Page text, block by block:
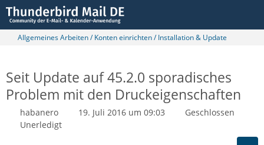
Allgemeines Arbeiten / Konten einrichten / Installation & Update
Seit Update auf 45.2.0 sporadisches
Problem mit den Druckeigenschaften
habanero 19. Juli 2016 um 09:03
Geschlossen
Unerledigt